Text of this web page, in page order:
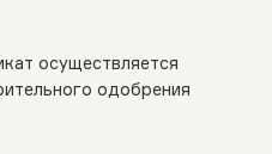
осуществляется
одобрения